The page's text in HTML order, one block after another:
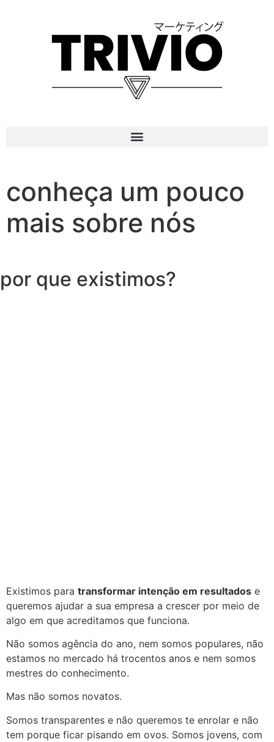
conheça um pouco
mais sobre nós
por que existimos?
Existimos para transformar intenção em resultados e
queremos ajudar a sua empresa a crescer por meio de
algo em que acreditamos que funciona.
Não somos agência do ano, nem somos populares, não
estamos no mercado há trocentos anos e nem somos
mestres do conhecimento.
Mas não somos novatos.
Somos transparentes e não queremos te enrolar e não
tem porque ficar pisando em ovos. Somos jovens, com